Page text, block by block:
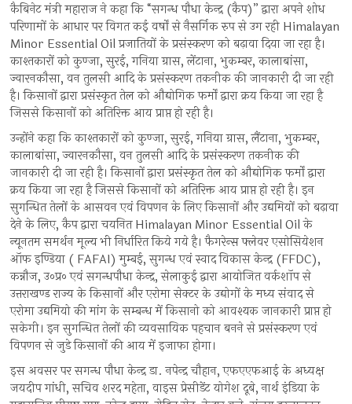
कैबिनेट मंत्री महाराज ने कहा कि “सगन्ध पौधा केन्द्र (कैप)” द्वारा अपने शोध
परिणामों के आधार पर विगत कई वर्षों से नैसर्गिक रुप से उग रही Himalayan
Minor Essential Oil प्रजातियों के प्रसंस्करण को बढ़ावा दिया जा रहा है।
काश्तकारों को कुण्जा, सुरई, गनिया ग्रास, लेंटाना, भुकम्बर, कालाबांसा,
ज्वारनकौसा, वन तुलसी आदि के प्रसंस्करण तकनीक की जानकारी दी जा रही
है। किसानों द्वारा प्रसंस्कृत तेल को औद्योगिक फर्मों द्वारा क्रय किया जा रहा है
जिससे किसानों को अतिरिक्त आय प्राप्त हो रही है।
उन्होंने कहा कि काश्तकारों को कुण्जा, सुरई, गनिया ग्रास, लैंटाना, भुकम्बर,
कालाबांसा, ज्वारनकौसा, वन तुलसी आदि के प्रसंस्करण तकनीक की
जानकारी दी जा रही है। किसानों द्वारा प्रसंस्कृत तेल को औद्योगिक फर्मों द्वारा
क्रय किया जा रहा है जिससे किसानों को अतिरिक्त आय प्राप्त हो रही है। इन
सुगन्धित तेलों के आसवन एवं विपणन के लिए किसानों और उद्यमियों को बढ़ावा
देने के लिए, कैप द्वारा चयनित Himalayan Minor Essential Oil के
न्यूनतम समर्थन मूल्य भी निर्धारित किये गये है। फैगरेन्स फ्लेवर एसोसियेशन
ऑफ इण्डिया ( FAFAI) मुम्बई, सुगन्ध एवं स्वाद विकास केन्द्र (FFDC),
कन्नौज, उ०प्र० एवं सगन्धपौधा केन्द्र, सेलाकुई द्वारा आयोजित वर्कशॉप से
उत्तराखण्ड राज्य के किसानों और एरोमा सेक्टर के उद्योगों के मध्य संवाद से
एरोमा उद्यमियो की मांग के सम्बन्ध में किसानो को आवश्यक जानकारी प्राप्त हो
सकेगी। इन सुगन्धित तेलों की व्यवसायिक पहचान बनने से प्रसंस्करण एवं
विपणन से जुडे किसानों की आय में इजाफा होगा।
इस अवसर पर सगन्ध पौधा केन्द्र डा. नपेन्द्र चौहान, एफएएफआई के अध्यक्ष
जयदीप गांधी, सचिव शरद महेता, वाइस प्रेसीडेंट योगेश दूबे, नार्थ इंडिया के